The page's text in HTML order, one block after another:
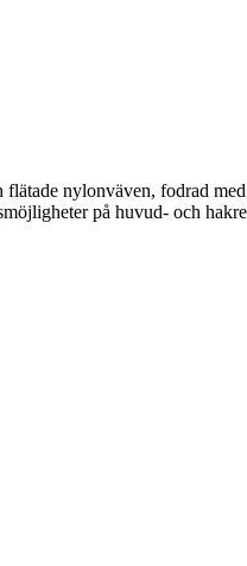
nylonväven, fodrad
på huvud- och